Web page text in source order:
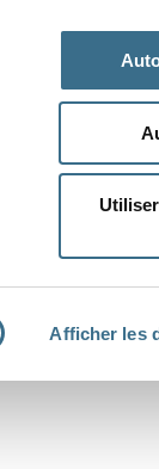
Afficher les